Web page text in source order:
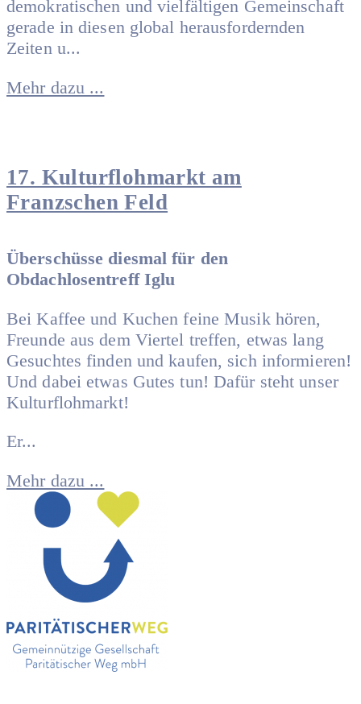
demokratischen und vielfältigen Gemeinschaft
gerade in diesen global herausfordernden
Zeiten u...
Mehr dazu ...
17. Kulturflohmarkt am
Franzschen Feld
Überschüsse diesmal für den
Obdachlosentreff Iglu
Bei Kaffee und Kuchen feine Musik hören,
Freunde aus dem Viertel treffen, etwas lang
Gesuchtes finden und kaufen, sich informieren!
Und dabei etwas Gutes tun! Dafür steht unser
Kulturflohmarkt!
Er...
Mehr dazu ...